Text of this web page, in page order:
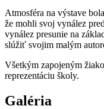
Atmosféra na výstave
že mohli svoj vynález
vynález presunie na
slúžiť svojim malým
Všetkým zapojeným
reprezentáciu školy.
Galéria